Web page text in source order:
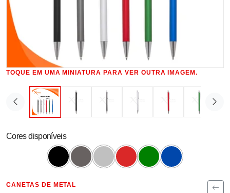
TOQUE EM UMA MINIATURA PARA VER OUTRA IMAGEM.
Cores disponíveis
CANETAS DE METAL